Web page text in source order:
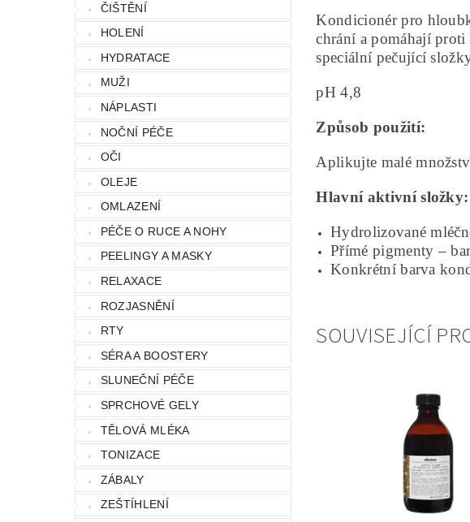
ČIŠTĚNÍ
HOLENÍ
HYDRATACE
MUŽI
NÁPLASTI
NOČNÍ PÉČE
OČI
OLEJE
OMLAZENÍ
PÉČE O RUCE A NOHY
PEELINGY A MASKY
RELAXACE
ROZJASNĚNÍ
RTY
SÉRA A BOOSTERY
SLUNEČNÍ PÉČE
SPRCHOVÉ GELY
TĚLOVÁ MLÉKA
TONIZACE
ZÁBALY
ZEŠTÍHLENÍ
Kondicionér pro
chrání a pomáhají
speciální pečující
pH 4,8
Způsob použití:
Aplikujte malé
Hlavní aktivní složky:
Hydrolizované
Přímé pigmenty –
Konkrétní barva
SOUVISEJÍCÍ